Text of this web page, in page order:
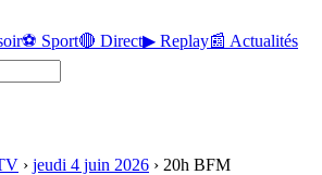
⚽ Sport🔴 Direct▶ Replay📰 Actualités
› jeudi 4 juin 2026 › 20h BFM